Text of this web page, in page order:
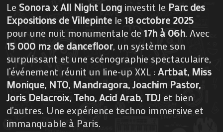
Le Sonora x All Night Long investit le Parc des
Expositions de Villepinte le18 octobre 2025
pour une nuit monumentale de17h à 06h. Avec
15 000 m² de dancefloor, un système son
surpuissant et une scénographie spectaculaire,
l’événement réunit un line-up XXL :Artbat, Miss
Monique, NTO, Mandragora, Joachim Pastor,
Joris Delacroix, Teho, Acid Arab, TDJ et bien
d’autres. Une expérience techno immersive et
immanquable à Paris.